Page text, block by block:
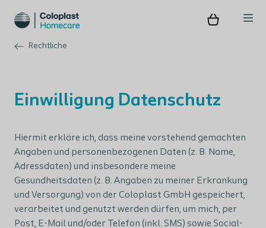
Rechtliche
Einwilligung Datenschutz
Hiermit erkläre ich, dass meine vorstehend gemachten
Angaben und personenbezogenen Daten (z. B. Name,
Adressdaten) und insbesondere meine
Gesundheitsdaten (z. B. Angaben zu meiner Erkrankung
und Versorgung) von der Coloplast GmbH gespeichert,
verarbeitet und genutzt werden dürfen, um mich, per
Post, E-Mail und/oder Telefon (inkl. SMS) sowie Social-